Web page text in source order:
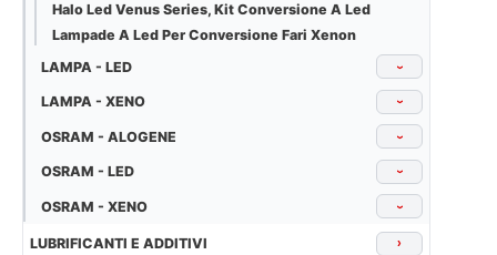
Halo Led Venus Series, Kit Conversione A Led
Lampade A Led Per Conversione Fari Xenon
LAMPA - LED
›
LAMPA - XENO ›
OSRAM - ALOGENE ›
OSRAM - LED ›
OSRAM - XENO ›
LUBRIFICANTI E ADDITIVI ›